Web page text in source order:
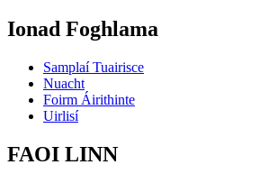
Ionad Foghlama
Samplaí Tuairisce
Nuacht
Foirm Áirithinte
Uirlisí
FAOI LINN